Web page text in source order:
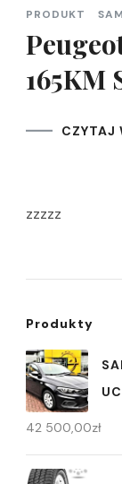
PRODUKT
CZYTAJ
zzzzz
Produkty
42 500,00zł